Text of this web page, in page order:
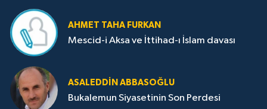
AHMET TAHA FURKAN
Mescid-i Aksa ve İttihad-ı İslam davası
ASALEDDIN ABBASOĞLU
Bukalemun Siyasetinin Son Perdesi